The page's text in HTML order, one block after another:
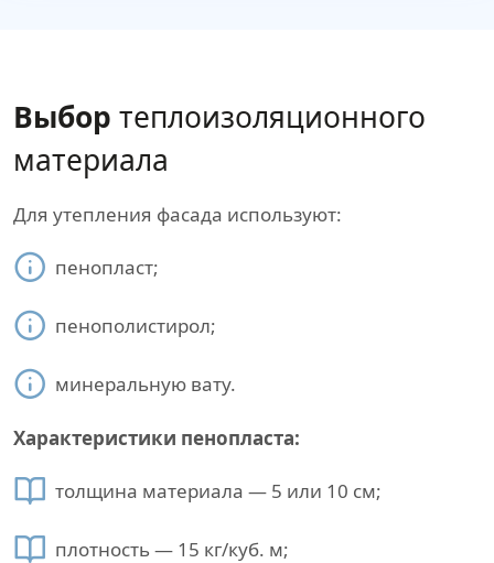
Выбор теплоизоляционного
материала
Для утепления фасада используют:
пенопласт;
пенополистирол;
минеральную вату.
Характеристики пенопласта:
толщина материала — 5 или 10 см;
плотность — 15 кг/куб. м;